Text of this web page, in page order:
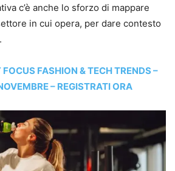
c’è anche lo sforzo di mappare
in cui opera, per dare contesto
FASHION & TECH TRENDS –
– REGISTRATI ORA